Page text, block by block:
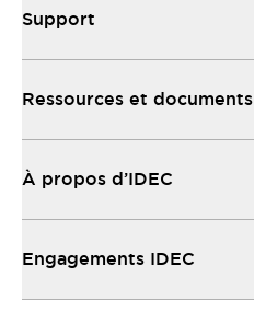
Support
Ressources et documents
À propos d’IDEC
Engagements IDEC